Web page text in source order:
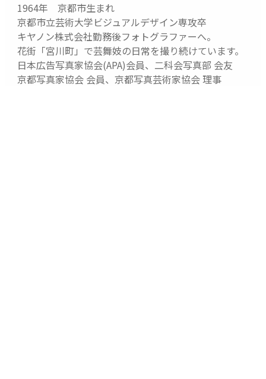
1964年 京都市生まれ
京都市立芸術大学ビジュアルデザイン専攻卒
キヤノン株式会社勤務後フォトグラファーへ。
花街「宮川町」で芸舞妓の日常を撮り続けています。
日本広告写真家協会(APA)会員、二科会写真部 会友
京都写真家協会 会員、京都写真芸術家協会 理事